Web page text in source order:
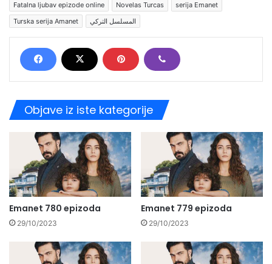
Fatalna ljubav epizode online
Novelas Turcas
serija Emanet
Turska serija Amanet
المسلسل التركي
Objave iz iste kategorije
Emanet 780 epizoda
29/10/2023
Emanet 779 epizoda
29/10/2023